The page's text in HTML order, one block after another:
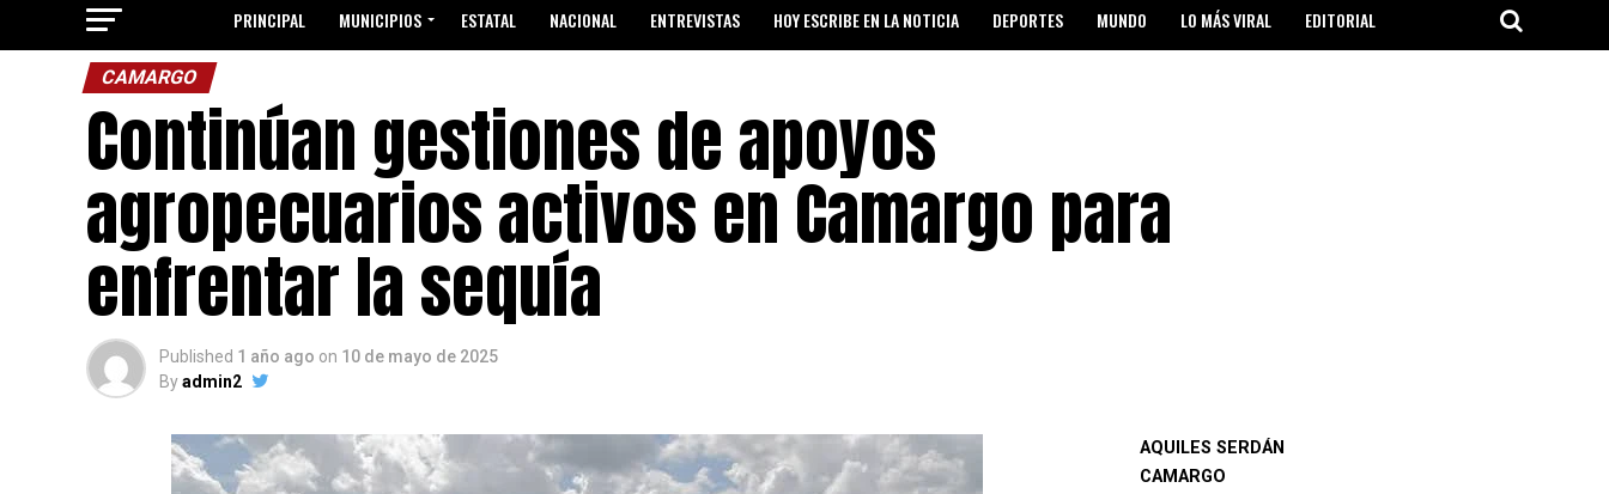
PRINCIPAL MUNICIPIOS ESTATAL NACIONAL ENTREVISTAS HOY ESCRIBE EN LA NOTICIA DEPORTES MUNDO LO MÁS VIRAL EDITORIAL
CAMARGO
Continúan gestiones de apoyos
agropecuarios activos en Camargo para
enfrentar la sequía
Published 1 año ago on 10 de mayo de 2025
Byadmin2
AQUILES SERDÁN
CAMARGO